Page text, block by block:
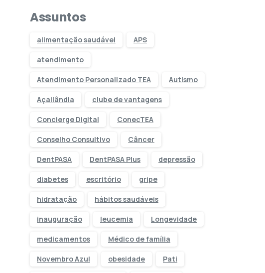
Assuntos
alimentação saudável APS
atendimento
Atendimento Personalizado TEA Autismo
Açailândia clube de vantagens
Concierge Digital ConecTEA
Conselho Consultivo Câncer
DentPASA DentPASA Plus depressão
diabetes escritório gripe
hidratação hábitos saudáveis
inauguração leucemia Longevidade
medicamentos Médico de família
Novembro Azul obesidade Pati